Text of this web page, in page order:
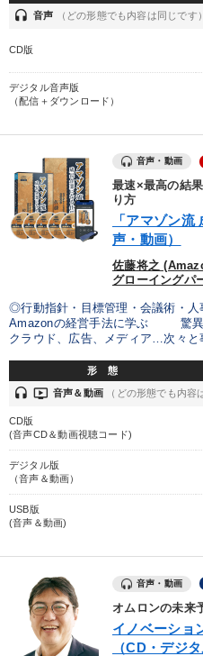
headset 音声 （どの形態でも内容は同じです）
CD版
デジタル音声版
（配信＋ダウンロード）
音声・動画
最速×最高の結
り方
「アマゾン
声・動画）
佐藤将之
グローイングパ
◎行動指針・目標管理・会議術・
Amazonの経営手法に学ぶ 驚異
クラウド、広告、メディア…次々と
形 態
headset ondemand_video 音声＆動画 （どの形態でも内容
CD版
(音声CD＆動画視聴コード)
デジタル版
（音声＆動画）
USB版
(音声＆動画)
音声・動画
オムロンの未来
イノベーショ
（CD・デジ